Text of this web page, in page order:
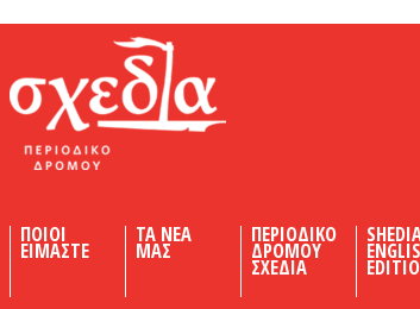
ΠΟΙΟΙ
ΕΙΜΑΣΤΕ
ΤΑ ΝΕΑ
ΜΑΣ
ΠΕΡΙΟΔΙΚΟ
ΔΡΟΜΟΥ
ΣΧΕΔΙΑ